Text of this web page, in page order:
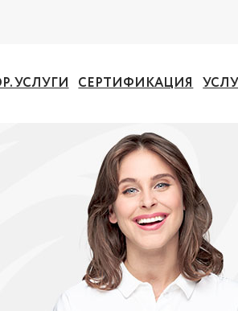
УСЛУГИ СЕРТИФИКАЦИЯ